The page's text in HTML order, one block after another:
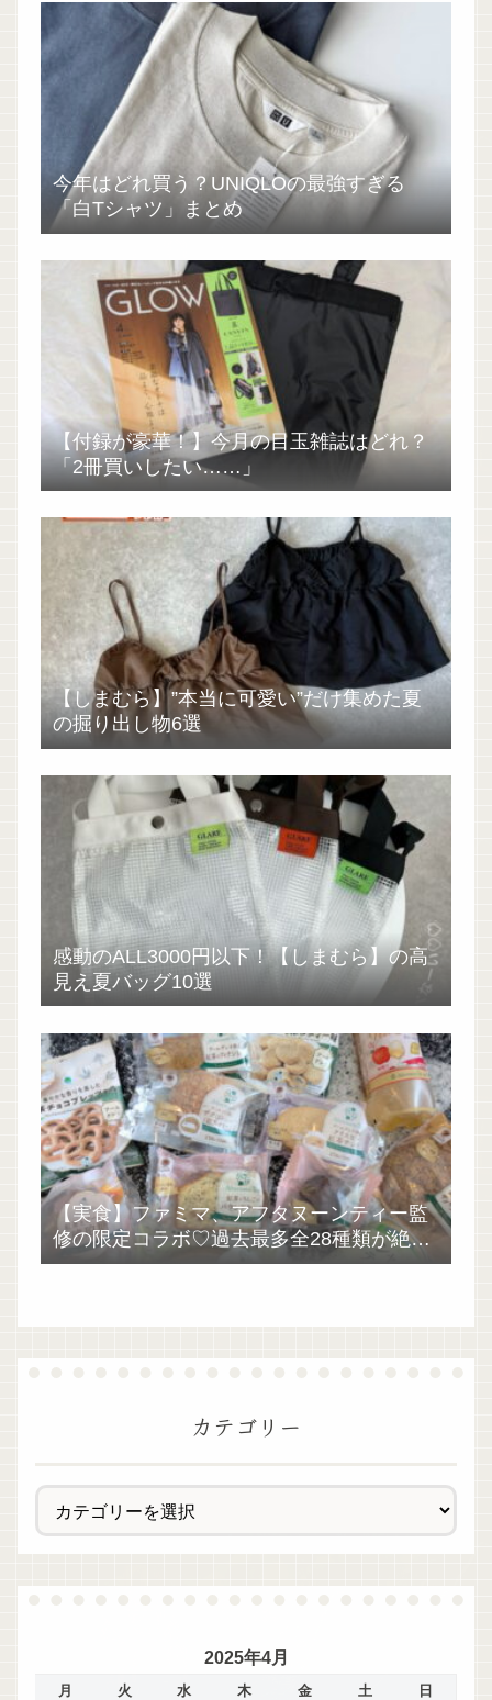
今年はどれ買う？UNIQLOの最強すぎる
「白Tシャツ」まとめ
【付録が豪華！】今月の目玉雑誌はどれ？
「2冊買いしたい……」
【しまむら】”本当に可愛い”だけ集めた夏
の掘り出し物6選
感動のALL3000円以下！【しまむら】の高
見え夏バッグ10選
【実食】ファミマ、アフタヌーンティー監
修の限定コラボ♡過去最多全28種類が絶品
過ぎた！
カテゴリー
2025年4月
月 火 水 木 金 土
日